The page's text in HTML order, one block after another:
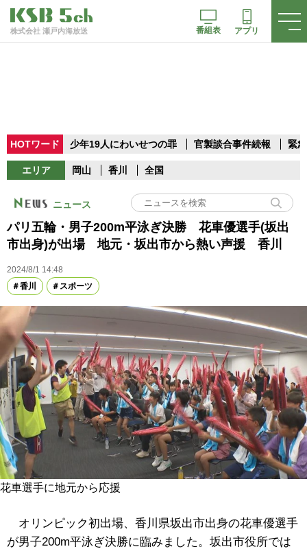
株式会社 瀬戸内海放送 番組表 アプリ
HOTワード 少年19人にわいせつの罪 官製談合事件続報 緊
エリア 岡山 香川 全国
ニュース
パリ五輪・男子200m平泳ぎ決勝 花車優選手(坂出
市出身)が出場 地元・坂出市から熱い声援 香川
2024/8/1 14:48
香川
スポーツ
花車選手に地元から応援
オリンピック初出場、香川県坂出市出身の花車優選手
が男子200m平泳ぎ決勝に臨みました。坂出市役所では